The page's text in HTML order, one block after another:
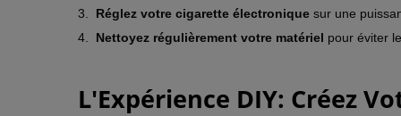
3.
Réglez votre cigarette électronique sur une
4.
Nettoyez régulièrement votre matériel pour éviter
L'Expérience DIY: Créez